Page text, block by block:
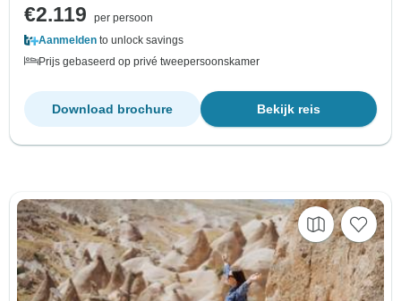
€2.119
per persoon
Aanmelden to unlock savings
Prijs gebaseerd op privé tweepersoonskamer
Bekijk reis
Download brochure